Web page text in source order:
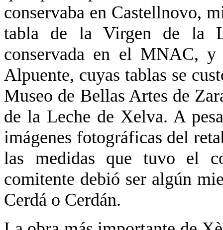
conservaba en Castellnovo,
tabla de la Virgen de la
conservada en el MNAC,
Alpuente, cuyas tablas se
Museo de Bellas Artes de
de la Leche de Xelva. A
imágenes fotográficas del
las medidas que tuvo el
comitente debió ser algún
Cerdá o Cerdán.